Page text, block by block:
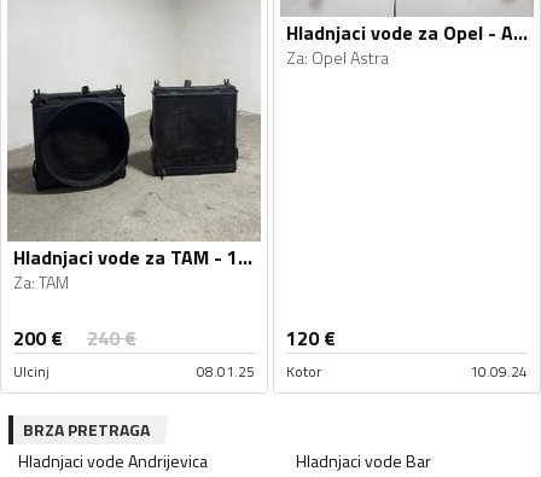
Hladnjaci vode za TAM - 1982
Za:TAM
200€ 240€
Ulcinj 08.01.25
Hladnjaci vode za Opel - Astra - 2007
Za: Opel Astra
120€
Kotor 10.09.24
BRZA PRETRAGA
Hladnjaci vodeAndrijevica Hladnjaci vodeBar